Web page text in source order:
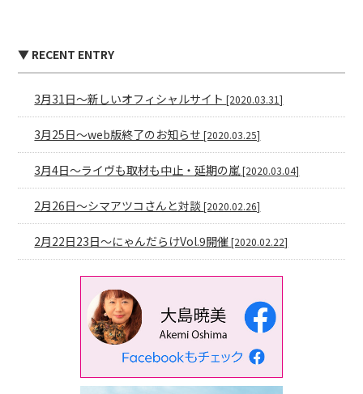
▼ RECENT ENTRY
3月31日〜新しいオフィシャルサイト[2020.03.31]
3月25日〜web版終了のお知らせ[2020.03.25]
3月4日〜ライヴも取材も中止・延期の嵐[2020.03.04]
2月26日〜シマアツコさんと対談[2020.02.26]
2月22日23日〜にゃんだらけVol.9開催[2020.02.22]